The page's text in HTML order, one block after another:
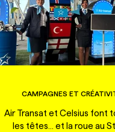
CAMPAGNES ET
Air Transat et Celsius font
les têtes... et la roue au